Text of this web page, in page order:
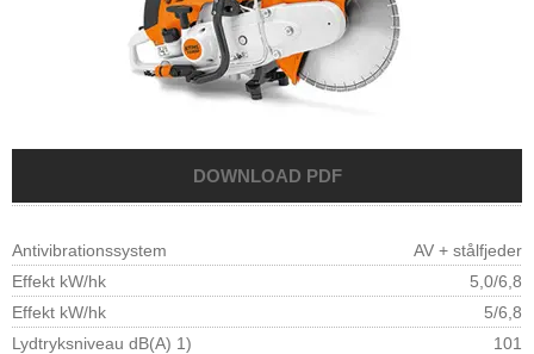
Antivibrationssystem
AV + stålfjeder
Effekt kW/hk
5,0/6,8
Effekt kW/hk
5/6,8
Lydtryksniveau dB(A) 1)
101